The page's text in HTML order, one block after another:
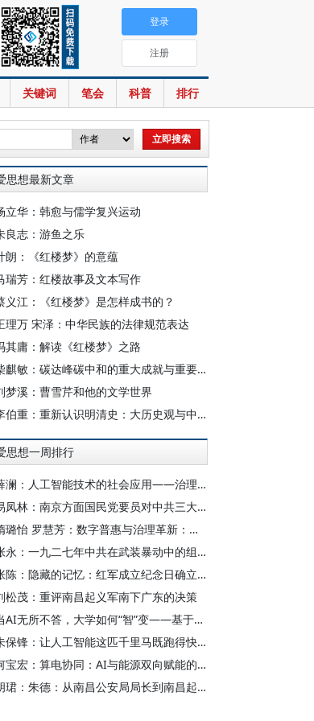
关键词 笔会 科普 排行
登录
注册
思想最新文章
立华：韩愈与儒学复兴运动
良志：游鱼之乐
朗：《红楼梦》的意蕴
瑞芳：红楼故事及文本写作
义江：《红楼梦》是怎样成书的？
理万 宋泽：中华民族的法律规范表达
其庸：解读《红楼梦》之路
柴麒敏：碳达峰碳中和的重大成就与重要任务
梦溪：曹雪芹和他的文学世界
李伯重：重新认识明清史：大历史观与中国史学创新
思想一周排行
薛澜：人工智能技术的社会应用——治理挑战
易凤林：南京方面国民党要员对中共三大起义的反应
隋璐怡 罗慧芳：数字普惠与治理革新：中国人工智能赋能全球南方发展
张永：一九二七年中共在武装暴动中的组织转型
张陈：隐藏的记忆：红军成立纪念日确立前中共对南昌起义的纪念
松茂：重评南昌起义军南下广东的决策
当AI无所不答，大学如何“智”变——基于全国400余所高校本科生AI使用情况的调查与思考
朱保锋：让人工智能这匹千里马既跑得快又跑得稳
何宝宏：算电协同：AI与能源双向赋能的关键引擎
胡珺：朱德：从南昌公安局局长到南昌起义的“参谋和向导”